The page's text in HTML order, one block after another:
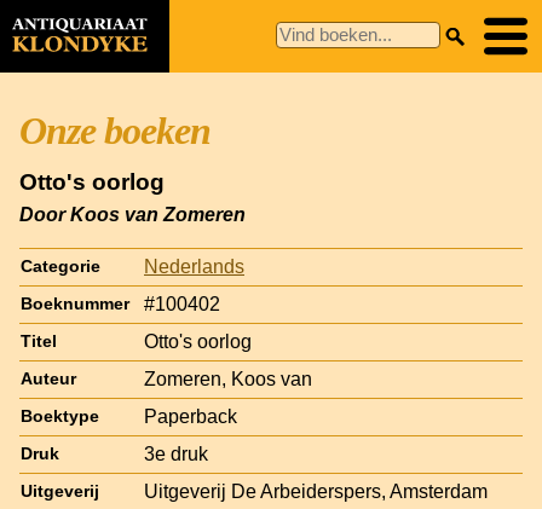
Onze boeken
Otto's oorlog
Door Koos van Zomeren
Categorie Nederlands
Boeknummer #100402
Titel Otto's oorlog
Auteur Zomeren, Koos van
Boektype Paperback
Druk 3e druk
Uitgeverij Uitgeverij De Arbeiderspers, Amsterdam